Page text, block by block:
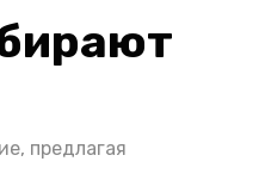
предлагая